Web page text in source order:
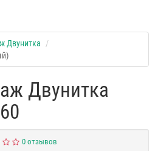
Двунитка
Двунитка
0 отзывов